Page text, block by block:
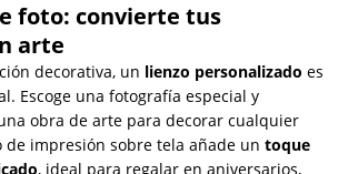
foto: convierte tus
arte
decorativa, un lienzo personalizado es
Escoge una fotografía especial y
obra de arte para decorar cualquier
de impresión sobre tela añade un toque
, ideal para regalar en aniversarios,